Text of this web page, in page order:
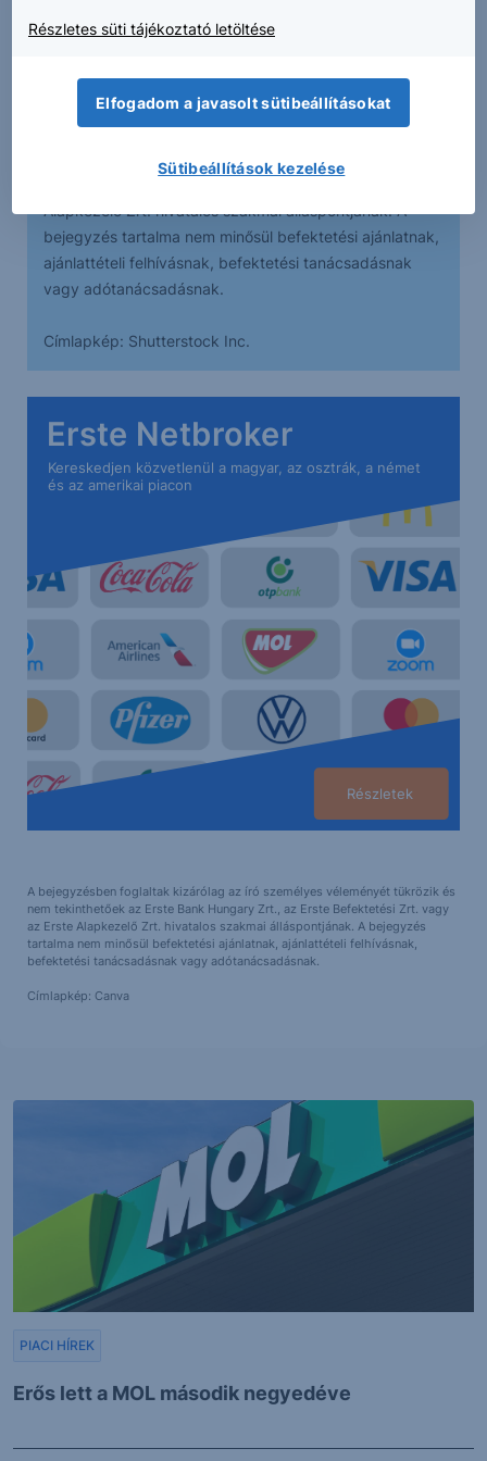
A bejegyzésben foglaltak kizárólag az író személyes
véleményét tükrözik és nem tekinthetőek az Erste Bank
Alapkezelő Zrt. hivatalos szakmai álláspontjának. A
bejegyzés tartalma nem minősül befektetési ajánlatnak,
ajánlattételi felhívásnak, befektetési tanácsadásnak
vagy adótanácsadásnak.
Címlapkép: Shutterstock Inc.
Erste Netbroker
Kereskedjen közvetlenül a magyar, az osztrák, a német
és az amerikai piacon
Részletek
A bejegyzésben foglaltak kizárólag az író személyes véleményét tükrözik és
nem tekinthetőek az Erste Bank Hungary Zrt., az Erste Befektetési Zrt. vagy
az Erste Alapkezelő Zrt. hivatalos szakmai álláspontjának. A bejegyzés
tartalma nem minősül befektetési ajánlatnak, ajánlattételi felhívásnak,
befektetési tanácsadásnak vagy adótanácsadásnak.
Címlapkép: Canva
Erős lett a MOL második negyedéve
PIACI HÍREK
Részletes süti tájékoztató letöltése
Elfogadom a javasolt sütibeállításokat
Sütibeállítások kezelése